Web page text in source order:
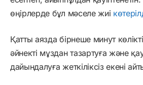
өңірлерде бұл мәселе жиі
Қатты аязда бірнеше минут
әйнекті мұздан тазартуға және
дайындалуға жеткіліксіз екені